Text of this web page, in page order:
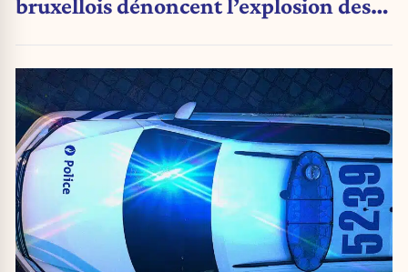
bruxellois dénoncent l’explosion des